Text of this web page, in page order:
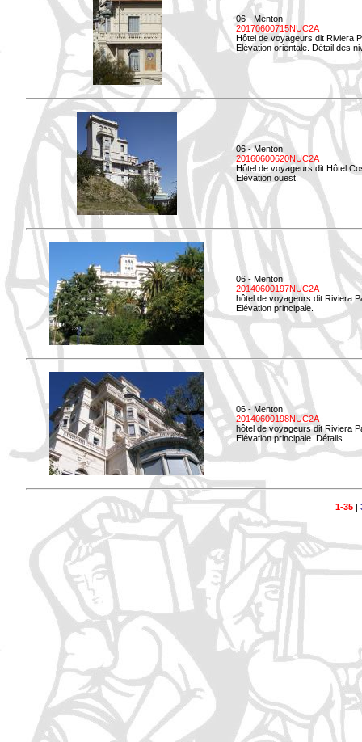
06 - Menton
20170600715NUC2A
Hôtel de voyageurs dit Riviera
Elévation orientale. Détail des
06 - Menton
20160600620NUC2A
Hôtel de voyageurs dit Hôtel
Elévation ouest.
06 - Menton
20140600197NUC2A
hôtel de voyageurs dit Riviera
Elévation principale.
06 - Menton
20140600198NUC2A
hôtel de voyageurs dit Riviera
Elévation principale. Détails.
1-35|